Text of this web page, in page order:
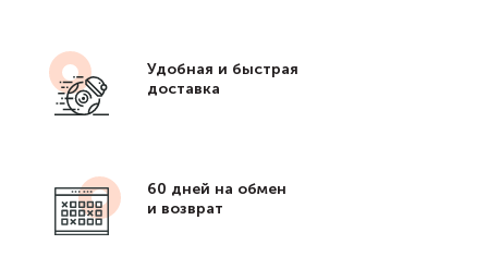
Удобная и быстрая
доставка
60 дней на обмен
и возврат